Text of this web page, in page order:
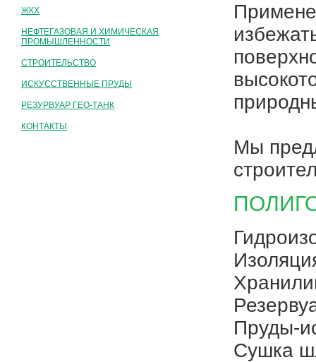
ЖКХ
НЕФТЕГАЗОВАЯ И ХИМИЧЕСКАЯ
ПРОМЫШЛЕННОСТИ
СТРОИТЕЛЬСТВО
ИСКУССТВЕННЫЕ ПРУДЫ
РЕЗУРВУАР ГЕО-ТАНК
КОНТАКТЫ
Мы
Пруды-
Сушка